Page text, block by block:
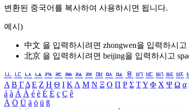
변환된 중국어를 복사하여 사용하시면 됩니다.
예시)
中文 을 입력하시려면 zhongwen을 입력하시고
北京 을 입력하시려면 beijing을 입력하시고
ㅥ ㅦ ㅧ ㅨ ㅩ ㅪ ㅫ ㅬ ㅭ ㅮ ㅯ ㅰ ㅱ ㅲ ㅳ ㅴ ㅵ ㅶ
Α Β ΓΔ Ε Ζ Η Θ Ι ΚΛ Μ Ν Ξ Ο Π Ρ Σ ΤΥ Φ Χ Ψ Ω α
á à Á À é è É È ç Ç ê
Ä Ö Ü ä ö ü ß